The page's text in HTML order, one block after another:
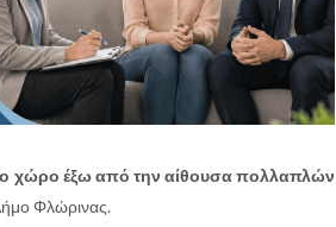
χώρο έξω από την αίθουσα πολλαπλών
Φλώρινας.